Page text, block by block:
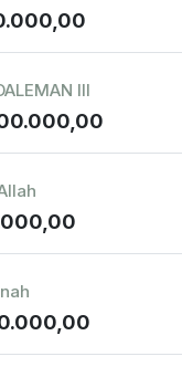
III